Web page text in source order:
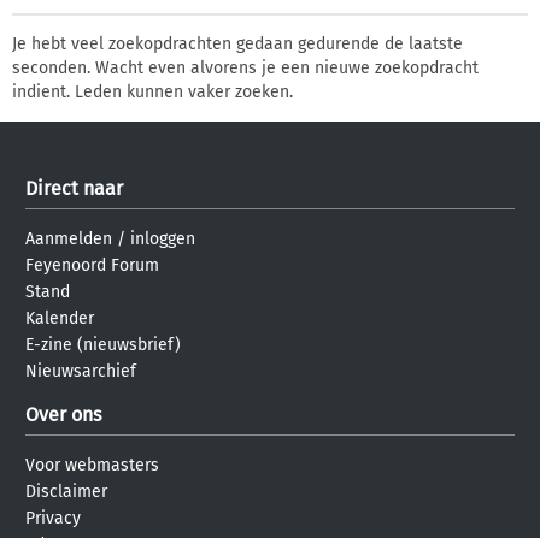
Je hebt veel zoekopdrachten gedaan gedurende de laatste
seconden. Wacht even alvorens je een nieuwe zoekopdracht
indient. Leden kunnen vaker zoeken.
Direct naar
Aanmelden / inloggen
Feyenoord Forum
Stand
Kalender
E-zine (nieuwsbrief)
Nieuwsarchief
Over ons
Voor webmasters
Disclaimer
Privacy